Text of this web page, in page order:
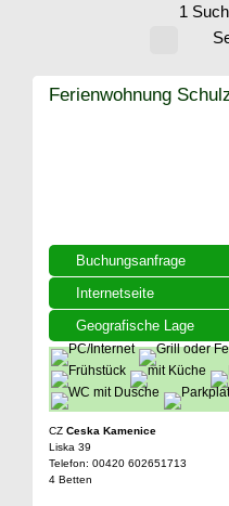
1
Buchungsanfrage
Internetseite
Geografische Lage
Ferienwohnung
CZ Ceska Kamenice
Liska 39
Telefon: 00420 602651713
4 Betten